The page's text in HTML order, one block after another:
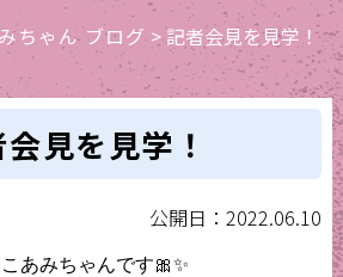
ちゃん ブログ>記者会見を見学！
見を見学！
公開日：2022.06.10
あみちゃんです🎀✨